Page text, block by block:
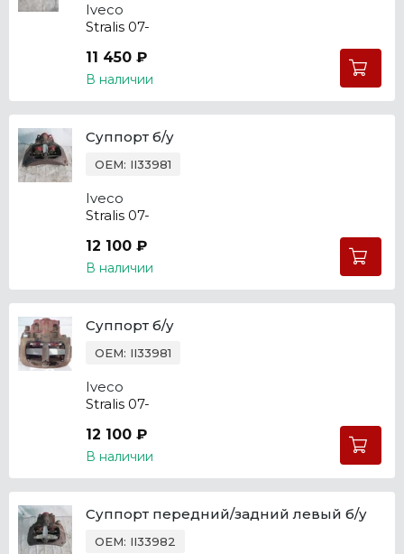
Iveco
Stralis 07-
11 450 ₽
В наличии
Суппорт б/у
OEM: II33981
Iveco
Stralis 07-
12 100 ₽
В наличии
Суппорт б/у
OEM: II33981
Iveco
Stralis 07-
12 100 ₽
В наличии
Суппорт передний/задний левый б/у
OEM: II33982